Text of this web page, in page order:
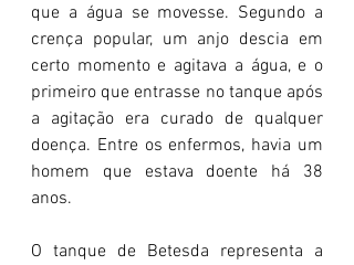
que a água se movesse. Segundo a
crença popular, um anjo descia em
certo momento e agitava a água, e o
primeiro que entrasse no tanque após
a agitação era curado de qualquer
doença. Entre os enfermos, havia um
homem que estava doente há 38
anos.
O tanque de Betesda representa a